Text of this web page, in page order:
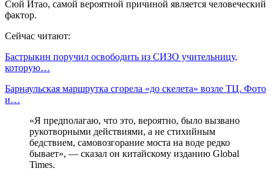
Сюй Итао, самой вероятной причиной является человеческий
фактор.
Сейчас читают:
Бастрыкин поручил освободить из СИЗО учительницу,
которую…
Барнаульская маршрутка сгорела «до скелета» возле ТЦ. Фото
и…
«Я предполагаю, что это, вероятно, было вызвано
рукотворными действиями, а не стихийным
бедствием, самовозгорание моста на воде редко
бывает», — сказал он китайскому изданию Global
Times.